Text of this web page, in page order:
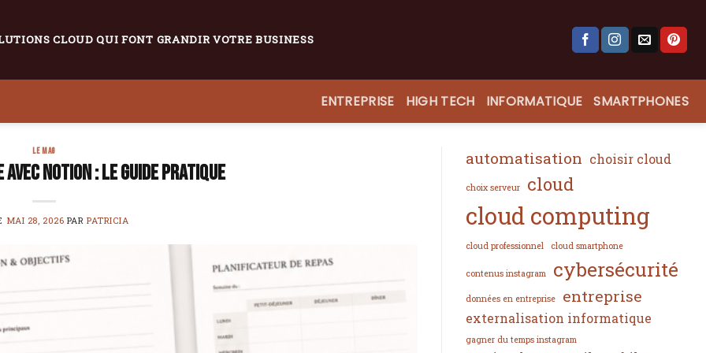
CLOUD QUI FONT GRANDIR VOTRE BUSINESS
ENTREPRISE HIGH TECH INFORMATIQUE SMARTPHONES
LE MAG
Notion : le guide pratique
MAI 28, 2026 PARPATRICIA
automatisation choisir cloud
choix serveur cloud
cloud computing
cloud professionnel cloud smartphone
contenus instagram cybersécurité
données en entreprise entreprise
externalisation informatique
gagner du temps instagram